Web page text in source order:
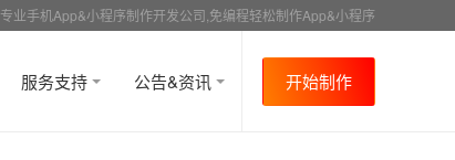
专业手机App&小程序制作开发公司,免编程轻松制作App&小程序
服务支持 公告&资讯 开始制作